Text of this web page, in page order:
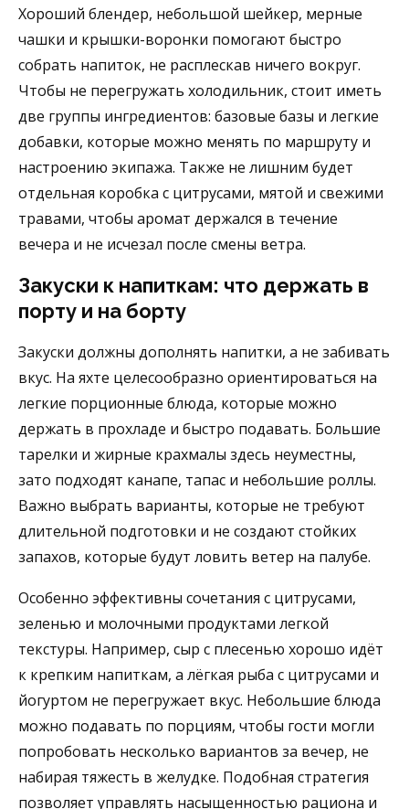
Хороший блендер, небольшой шейкер, мерные
чашки и крышки-воронки помогают быстро
собрать напиток, не расплескав ничего вокруг.
Чтобы не перегружать холодильник, стоит иметь
две группы ингредиентов: базовые базы и легкие
добавки, которые можно менять по маршруту и
настроению экипажа. Также не лишним будет
отдельная коробка с цитрусами, мятой и свежими
травами, чтобы аромат держался в течение
вечера и не исчезал после смены ветра.
Закуски к напиткам: что держать в
порту и на борту
Закуски должны дополнять напитки, а не забивать
вкус. На яхте целесообразно ориентироваться на
легкие порционные блюда, которые можно
держать в прохладе и быстро подавать. Большие
тарелки и жирные крахмалы здесь неуместны,
зато подходят канапе, тапас и небольшие роллы.
Важно выбрать варианты, которые не требуют
длительной подготовки и не создают стойких
запахов, которые будут ловить ветер на палубе.
Особенно эффективны сочетания с цитрусами,
зеленью и молочными продуктами легкой
текстуры. Например, сыр с плесенью хорошо идёт
к крепким напиткам, а лёгкая рыба с цитрусами и
йогуртом не перегружает вкус. Небольшие блюда
можно подавать по порциям, чтобы гости могли
попробовать несколько вариантов за вечер, не
набирая тяжесть в желудке. Подобная стратегия
позволяет управлять насыщенностью рациона и